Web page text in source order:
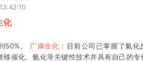
化
50%。 广康生化 ：目前公司已掌握了氣
移催化、氨化等关键性技术并具有自己的专